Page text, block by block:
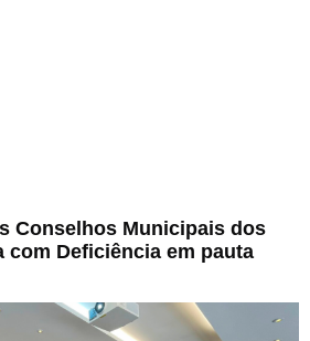
Conselhos Municipais dos
com Deficiência em pauta